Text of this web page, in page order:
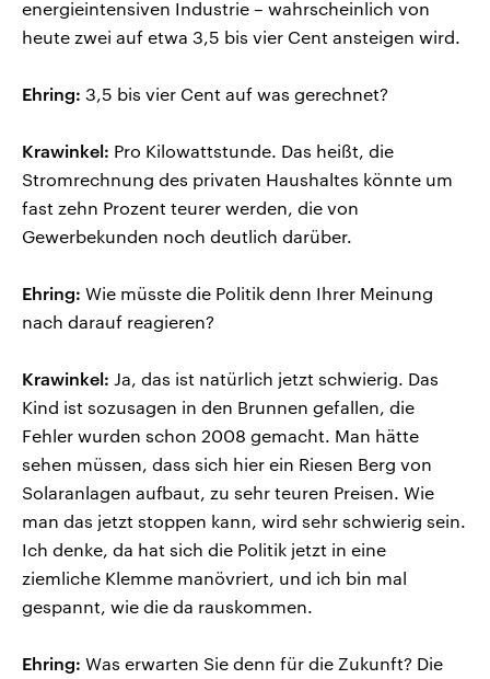
energieintensiven Industrie – wahrscheinlich von
heute zwei auf etwa 3,5 bis vier Cent ansteigen wird.
Ehring: 3,5 bis vier Cent auf was gerechnet?
Krawinkel: Pro Kilowattstunde. Das heißt, die
Stromrechnung des privaten Haushaltes könnte um
fast zehn Prozent teurer werden, die von
Gewerbekunden noch deutlich darüber.
Ehring: Wie müsste die Politik denn Ihrer Meinung
nach darauf reagieren?
Krawinkel: Ja, das ist natürlich jetzt schwierig. Das
Kind ist sozusagen in den Brunnen gefallen, die
Fehler wurden schon 2008 gemacht. Man hätte
sehen müssen, dass sich hier ein Riesen Berg von
Solaranlagen aufbaut, zu sehr teuren Preisen. Wie
man das jetzt stoppen kann, wird sehr schwierig sein.
Ich denke, da hat sich die Politik jetzt in eine
ziemliche Klemme manövriert, und ich bin mal
gespannt, wie die da rauskommen.
Ehring: Was erwarten Sie denn für die Zukunft? Die